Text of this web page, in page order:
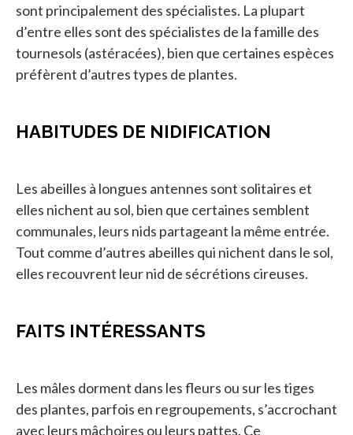
sont principalement des spécialistes. La plupart
d’entre elles sont des spécialistes de la famille des
tournesols (astéracées), bien que certaines espèces
préfèrent d’autres types de plantes.
HABITUDES DE NIDIFICATION
Les abeilles à longues antennes sont solitaires et
elles nichent au sol, bien que certaines semblent
communales, leurs nids partageant la même entrée.
Tout comme d’autres abeilles qui nichent dans le sol,
elles recouvrent leur nid de sécrétions cireuses.
FAITS INTÉRESSANTS
Les mâles dorment dans les fleurs ou sur les tiges
des plantes, parfois en regroupements, s’accrochant
avec leurs mâchoires ou leurs pattes. Ce